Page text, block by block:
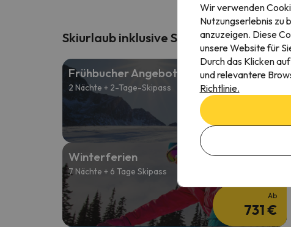
Skiurlaub inklusive Skipass
Frühbucher Angebote 26/27
2 Nächte + 2-Tage-Skipass
183 €
Winterferien
7 Nächte + 6 Tage Skipass
Ab
731 €
Wir verwenden
Nutzungserlebnis zu
anzuzeigen. Diese
unsere Website für
Durch das Klicken
und relevantere
Richtlinie.